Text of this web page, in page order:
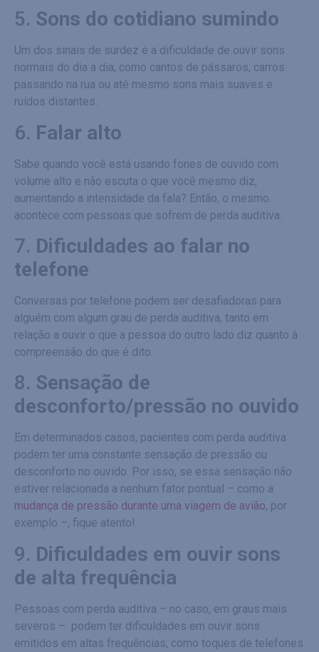
5. Sons do cotidiano sumindo
Um dos sinais de surdez é a dificuldade de ouvir sons
normais do dia a dia, como cantos de pássaros, carros
passando na rua ou até mesmo sons mais suaves e
ruídos distantes.
6. Falar alto
Sabe quando você está usando fones de ouvido com
volume alto e não escuta o que você mesmo diz,
aumentando a intensidade da fala? Então, o mesmo
acontece com pessoas que sofrem de perda auditiva.
7. Dificuldades ao falar no
telefone
Conversas por telefone podem ser desafiadoras para
alguém com algum grau de perda auditiva, tanto em
relação a ouvir o que a pessoa do outro lado diz quanto à
compreensão do que é dito.
8. Sensação de
desconforto/pressão no ouvido
Em determinados casos, pacientes com perda auditiva
podem ter uma constante sensação de pressão ou
desconforto no ouvido. Por isso, se essa sensação não
estiver relacionada a nenhum fator pontual – como a
mudança de pressão durante uma viagem de avião, por
exemplo –, fique atento!
9. Dificuldades em ouvir sons
de alta frequência
Pessoas com perda auditiva – no caso, em graus mais
severos – podem ter dificuldades em ouvir sons
emitidos em altas frequências, como toques de telefones